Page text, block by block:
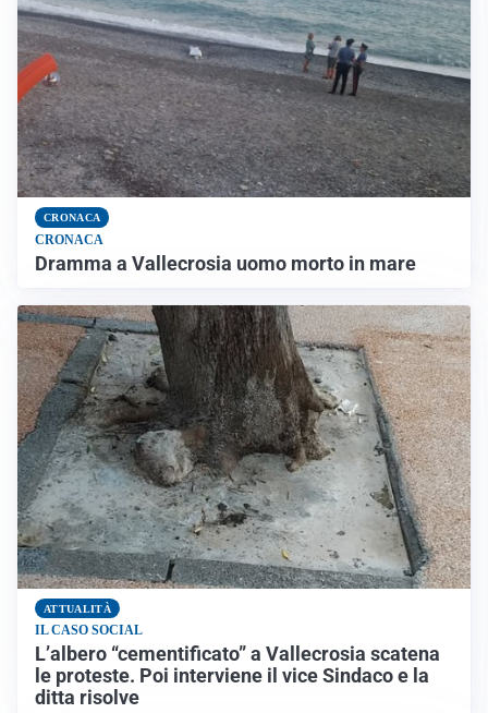
CRONACA
CRONACA
Dramma a Vallecrosia uomo morto in mare
ATTUALITÀ
IL CASO SOCIAL
L’albero “cementificato” a Vallecrosia scatena
le proteste. Poi interviene il vice Sindaco e la
ditta risolve